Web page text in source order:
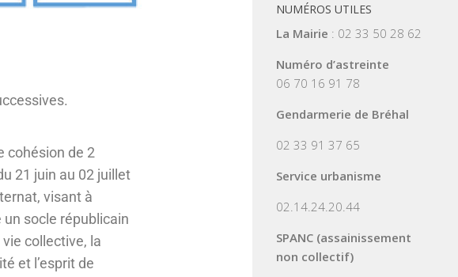
cohésion de 2
21 juin au 02 juillet
visant à
socle républicain
collective, la
et l’esprit de
NUMÉROS UTILES
La Mairie : 02 33 50 28 62
Numéro d’astreinte
06 70 16 91 78
Gendarmerie de Bréhal
02 33 91 37 65
Service urbanisme
02.14.24.20.44
SPANC (assainissement
non collectif)